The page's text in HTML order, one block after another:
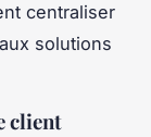
centraliser
solutions
client